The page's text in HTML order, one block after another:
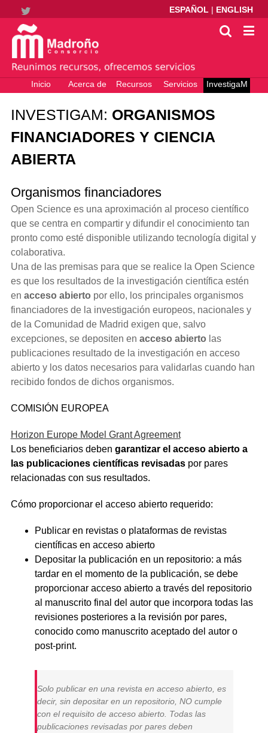
ESPAÑOL | ENGLISH
Twitter
Inicio Acerca de
Recursos
electrónicos
Servicios
InvestigaM
– Ciencia
INVESTIGAM: ORGANISMOS
FINANCIADORES Y CIENCIA
ABIERTA
Organismos financiadores
Open Science es una aproximación al proceso científico
que se centra en compartir y difundir el conocimiento tan
pronto como esté disponible utilizando tecnología digital y
colaborativa.
Una de las premisas para que se realice la Open Science
es que los resultados de la investigación científica estén
en acceso abierto por ello, los principales organismos
financiadores de la investigación europeos, nacionales y
de la Comunidad de Madrid exigen que, salvo
excepciones, se depositen en acceso abierto las
publicaciones resultado de la investigación en acceso
abierto y los datos necesarios para validarlas cuando han
recibido fondos de dichos organismos.
COMISIÓN EUROPEA
Horizon Europe Model Grant Agreement
Los beneficiarios deben garantizar el acceso abierto a
las publicaciones científicas revisadaspor pares
relacionadas con sus resultados.
Cómo proporcionar el acceso abierto requerido:
Publicar en revistas o plataformas de revistas
científicas en acceso abierto
Depositar la publicación en un repositorio: a más
tardar en el momento de la publicación, se debe
proporcionar acceso abierto a través del repositorio
al manuscrito final del autor que incorpora todas las
revisiones posteriores a la revisión por pares,
conocido como manuscrito aceptado del autor o
post-print.
Solo publicar en una revista en acceso abierto, es
decir, sin depositar en un repositorio, NO cumple
con el requisito de acceso abierto. Todas las
publicaciones revisadas por pares deben